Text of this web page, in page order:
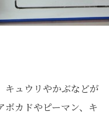
キュウリやかぶなどが
カドやピーマン、キ